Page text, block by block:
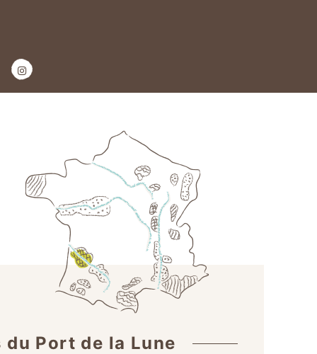
du Port de la Lune